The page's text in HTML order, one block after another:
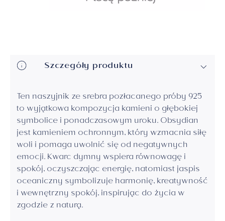
Szczegóły produktu
Ten naszyjnik ze srebra pozłacanego próby 925
to wyjątkowa kompozycja kamieni o głębokiej
symbolice i ponadczasowym uroku. Obsydian
jest kamieniem ochronnym, który wzmacnia siłę
woli i pomaga uwolnić się od negatywnych
emocji. Kwarc dymny wspiera równowagę i
spokój, oczyszczając energię, natomiast jaspis
oceaniczny symbolizuje harmonię, kreatywność
i wewnętrzny spokój, inspirując do życia w
zgodzie z naturą.